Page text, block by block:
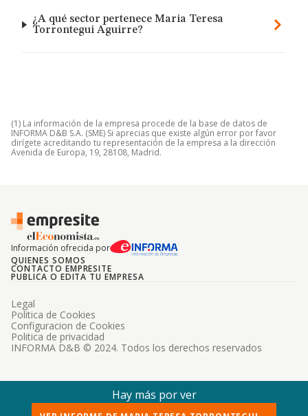
¿A qué sector pertenece Maria Teresa
Torrontegui Aguirre?
(1) La información de la empresa procede de la base de datos de
INFORMA D&B S.A. (SME) Si aprecias que existe algún error por favor
dirígete acreditando tu representación de la empresa a la dirección
Avenida de Europa, 19, 28108, Madrid.
Información ofrecida por
QUIENES SOMOS
CONTACTO EMPRESITE
PUBLICA O EDITA TU EMPRESA
INFORMA D&B © 2024. Todos los derechos reservados
Legal
Politica de Cookies
Configuracion de Cookies
Politica de privacidad
Hay más por ver